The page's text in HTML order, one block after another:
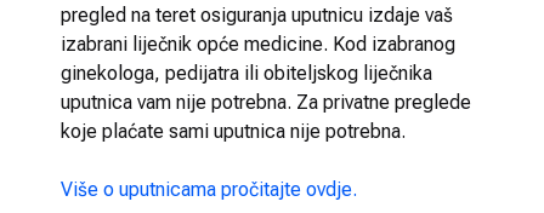
pregled na teret osiguranja uputnicu izdaje vaš
izabrani liječnik opće medicine. Kod izabranog
ginekologa, pedijatra ili obiteljskog liječnika
uputnica vam nije potrebna. Za privatne preglede
koje plaćate sami uputnica nije potrebna.
Više o uputnicama pročitajte ovdje.